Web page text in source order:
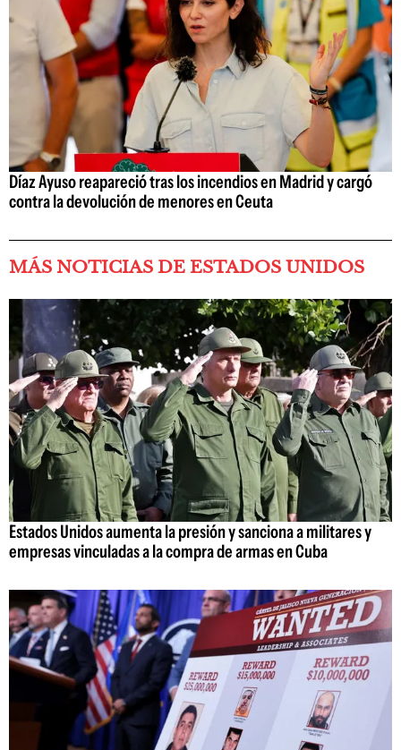
Díaz Ayuso reapareció tras los incendios en Madrid y cargó
contra la devolución de menores en Ceuta
MÁS NOTICIAS DE ESTADOS UNIDOS
Estados Unidos aumenta la presión y sanciona a militares y
empresas vinculadas a la compra de armas en Cuba